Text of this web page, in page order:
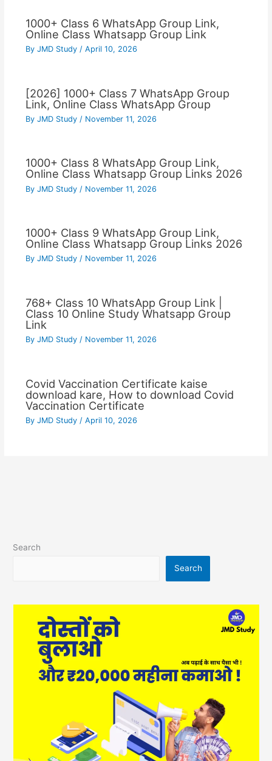
1000+ Class 6 WhatsApp Group Link,
Online Class Whatsapp Group Link
By JMD Study / April 10, 2026
[2026] 1000+ Class 7 WhatsApp Group
Link, Online Class WhatsApp Group
By JMD Study / November 11, 2026
1000+ Class 8 WhatsApp Group Link,
Online Class Whatsapp Group Links 2026
By JMD Study / November 11, 2026
1000+ Class 9 WhatsApp Group Link,
Online Class Whatsapp Group Links 2026
By JMD Study / November 11, 2026
768+ Class 10 WhatsApp Group Link |
Class 10 Online Study Whatsapp Group
Link
By JMD Study / November 11, 2026
Covid Vaccination Certificate kaise
download kare, How to download Covid
Vaccination Certificate
By JMD Study / April 10, 2026
Search
Search